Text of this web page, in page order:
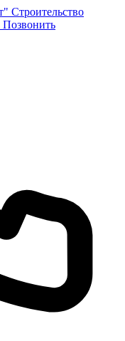
Строительство
Позвонить